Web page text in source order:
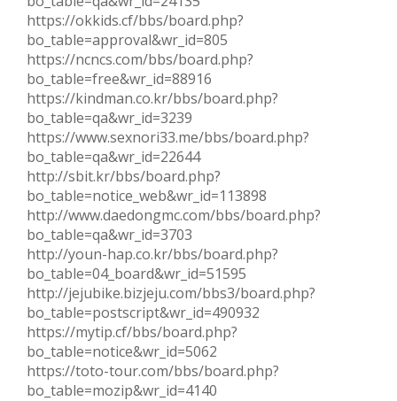
https://okkids.cf/bbs/board.php?
bo_table=approval&wr_id=805
https://ncncs.com/bbs/board.php?
bo_table=free&wr_id=88916
https://kindman.co.kr/bbs/board.php?
bo_table=qa&wr_id=3239
https://www.sexnori33.me/bbs/board.php?
bo_table=qa&wr_id=22644
http://sbit.kr/bbs/board.php?
bo_table=notice_web&wr_id=113898
http://www.daedongmc.com/bbs/board.php?
bo_table=qa&wr_id=3703
http://youn-hap.co.kr/bbs/board.php?
bo_table=04_board&wr_id=51595
http://jejubike.bizjeju.com/bbs3/board.php?
bo_table=postscript&wr_id=490932
https://mytip.cf/bbs/board.php?
bo_table=notice&wr_id=5062
https://toto-tour.com/bbs/board.php?
bo_table=mozip&wr_id=4140